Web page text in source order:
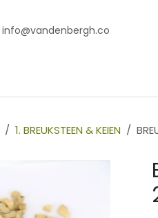
info@vandenbergh.co
1. BREUKSTEEN & KEIEN